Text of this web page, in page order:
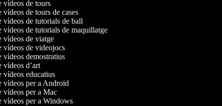
vídeos de tours
vídeos de tours de cases
vídeos de tutorials de ball
vídeos de tutorials de maquillatge
vídeos de viatge
vídeos de videojocs
vídeos demostratius
vídeos d’art
vídeos educatius
vídeos per a Android
vídeos per a Mac
vídeos per a Windows